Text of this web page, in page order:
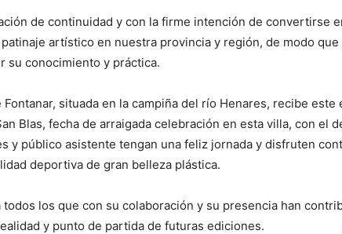
de continuidad y con la firme intención de convertirse
artístico en nuestra provincia y región, de modo
su conocimiento y práctica.
Fontanar, situada en la campiña del río Henares, recibe este
Blas, fecha de arraigada celebración en esta villa, con el
y público asistente tengan una feliz jornada y disfruten
deportiva de gran belleza plástica.
los que con su colaboración y su presencia han
y punto de partida de futuras ediciones.